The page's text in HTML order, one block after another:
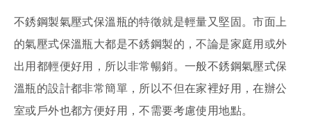
不銹鋼製氣壓式保溫瓶的特徵就是輕量又堅固。市面上
的氣壓式保溫瓶大都是不銹鋼製的，不論是家庭用或外
出用都輕便好用，所以非常暢銷。一般不銹鋼氣壓式保
溫瓶的設計都非常簡單，所以不但在家裡好用，在辦公
室或戶外也都方便好用，不需要考慮使用地點。